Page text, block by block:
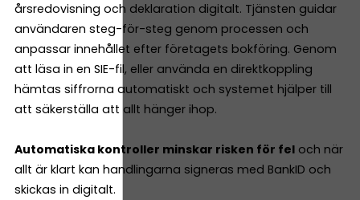
årsredovisning och deklaration digitalt. Tjänsten guidar
användaren steg-för-steg genom processen och
anpassar innehållet efter företagets bokföring. Genom
att läsa in en SIE-fil, eller använda en direktkoppling
hämtas siffrorna automatiskt och systemet hjälper till
att säkerställa att allt hänger ihop.
Automatiska kontroller minskar risken för fel och när
allt är klart kan handlingarna signeras med BankID och
skickas in digitalt.